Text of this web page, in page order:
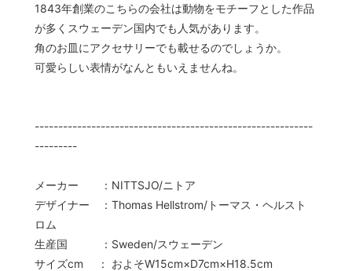
1843年創業のこちらの会社は動物をモチーフとした作品
が多くスウェーデン国内でも人気があります。
角のお皿にアクセサリーでも載せるのでしょうか。
可愛らしい表情がなんともいえませんね。
-----------------------------------------------------------
---------
メーカー ：NITTSJO/ニトア
デザイナー ：Thomas Hellstrom/トーマス・ヘルスト
ロム
生産国 ：Sweden/スウェーデン
サイズcm ： およそW15cm×D7cm×H18.5cm